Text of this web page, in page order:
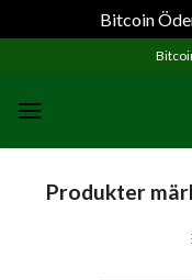
Bitcoin
content
Produkter